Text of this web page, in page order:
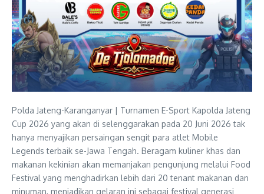
Polda Jateng-Karanganyar | Turnamen E-Sport Kapolda Jateng
Cup 2026 yang akan di selenggarakan pada 20 Juni 2026 tak
hanya menyajikan persaingan sengit para atlet Mobile
Legends terbaik se-Jawa Tengah. Beragam kuliner khas dan
makanan kekinian akan memanjakan pengunjung melalui Food
Festival yang menghadirkan lebih dari 20 tenant makanan dan
minuman, menjadikan gelaran ini sebagai festival generasi